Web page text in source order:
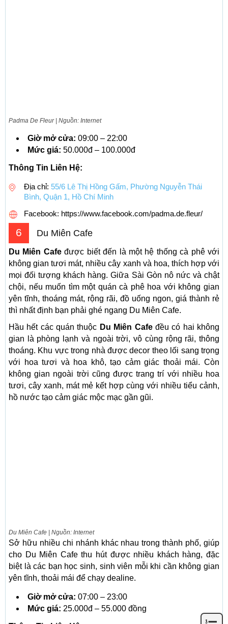
Padma De Fleur | Nguồn: Internet
Giờ mở cửa: 09:00 – 22:00
Mức giá: 50.000đ – 100.000đ
Thông Tin Liên Hệ:
Địa chỉ: 55/6 Lê Thị Hồng Gấm, Phường Nguyễn Thái
Bình, Quận 1, Hồ Chí Minh
Facebook: https://www.facebook.com/padma.de.fleur/
6 Du Miên Cafe
Du Miên Cafeđược biết đến là một hệ thống cà phê với
không gian tươi mát, nhiều cây xanh và hoa, thích hợp với
mọi đối tượng khách hàng. Giữa Sài Gòn nô nức và chật
chội, nếu muốn tìm một quán cà phê hoa với không gian
yên tĩnh, thoáng mát, rộng rãi, đồ uống ngon, giá thành rẻ
thì nhất định bạn phải ghé ngang Du Miên Cafe.
Hầu hết các quán thuộc Du Miên Cafeđều có hai không
gian là phòng lạnh và ngoài trời, vô cùng rộng rãi, thông
thoáng. Khu vực trong nhà được decor theo lối sang trọng
với hoa tươi và hoa khô, tạo cảm giác thoải mái. Còn
không gian ngoài trời cũng được trang trí với nhiều hoa
tươi, cây xanh, mát mẻ kết hợp cùng với nhiều tiểu cảnh,
hồ nước tạo cảm giác mộc mạc gần gũi.
Du Miên Cafe | Nguồn: Internet
Sở hữu nhiều chi nhánh khác nhau trong thành phố, giúp
cho Du Miên Cafe thu hút được nhiều khách hàng, đặc
biệt là các bạn học sinh, sinh viên mỗi khi cần không gian
yên tĩnh, thoải mái để chạy dealine.
Giờ mở cửa: 07:00 – 23:00
Mức giá: 25.000đ – 55.000 đồng